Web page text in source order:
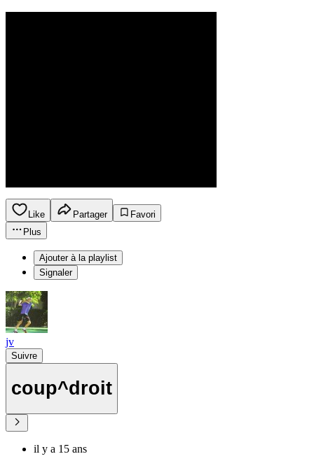
Like Partager
Favori
Plus
Ajouter à la playlist
Signaler
jv
Suivre
coup^droit
il y a 15 ans